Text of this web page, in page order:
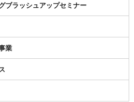
ブラッシュアップセミナー
業